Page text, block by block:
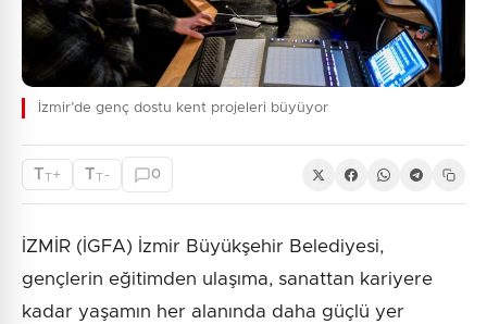
İzmir’de genç dostu kent projeleri büyüyor
TT+ TT - 0
İZMİR (İGFA) İzmir Büyükşehir Belediyesi,
gençlerin eğitimden ulaşıma, sanattan kariyere
kadar yaşamın her alanında daha güçlü yer